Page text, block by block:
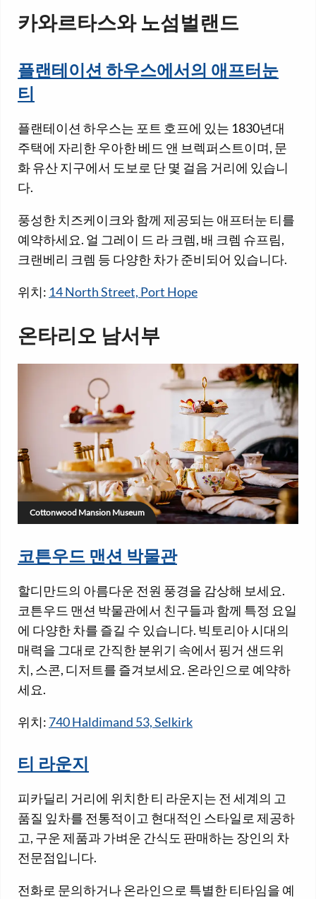
카와르타스와 노섬벌랜드
플랜테이션 하우스에서의 애프터눈
티
플랜테이션 하우스는 포트 호프에 있는 1830년대
주택에 자리한 우아한 베드 앤 브렉퍼스트이며, 문
화 유산 지구에서 도보로 단 몇 걸음 거리에 있습니
다.
풍성한 치즈케이크와 함께 제공되는 애프터눈 티를
예약하세요. 얼 그레이 드 라 크렘, 배 크렘 슈프림,
크랜베리 크렘 등 다양한 차가 준비되어 있습니다.
위치: 14 North Street, Port Hope
온타리오 남서부
Cottonwood Mansion Museum
코튼우드 맨션 박물관
할디만드의 아름다운 전원 풍경을 감상해 보세요.
코튼우드 맨션 박물관에서 친구들과 함께 특정 요일
에 다양한 차를 즐길 수 있습니다. 빅토리아 시대의
매력을 그대로 간직한 분위기 속에서 핑거 샌드위
치, 스콘, 디저트를 즐겨보세요. 온라인으로 예약하
세요.
위치: 740 Haldimand 53, Selkirk
티 라운지
피카딜리 거리에 위치한 티 라운지는 전 세계의 고
품질 잎차를 전통적이고 현대적인 스타일로 제공하
고, 구운 제품과 가벼운 간식도 판매하는 장인의 차
전문점입니다.
전화로 문의하거나 온라인으로 특별한 티타임을 예